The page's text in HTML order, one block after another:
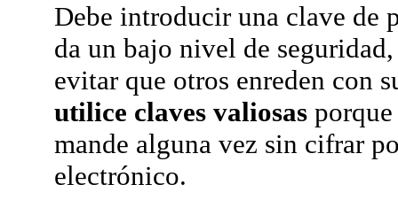
Debe introducir una clave de
da un bajo nivel de
evitar que otros enreden con
utilice claves valiosas
mande alguna vez sin cifrar
electrónico.